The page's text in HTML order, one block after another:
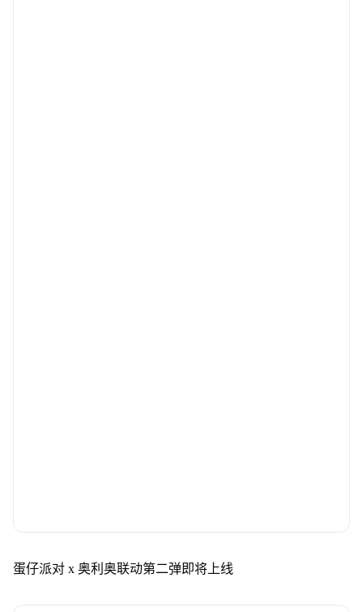
蛋仔派对 x 奥利奥联动第二弹即将上线